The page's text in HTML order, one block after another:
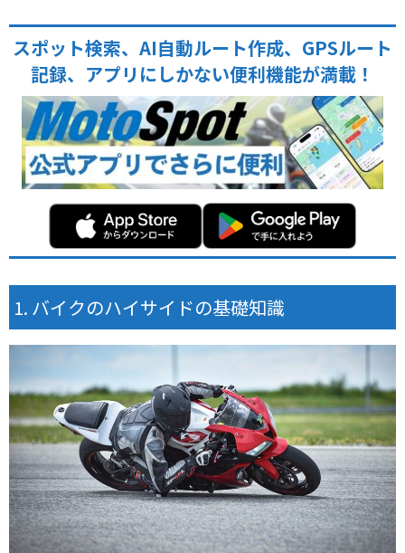
スポット検索、AI自動ルート作成、GPSルート
記録、アプリにしかない便利機能が満載！
バイクのハイサイドの基礎知識